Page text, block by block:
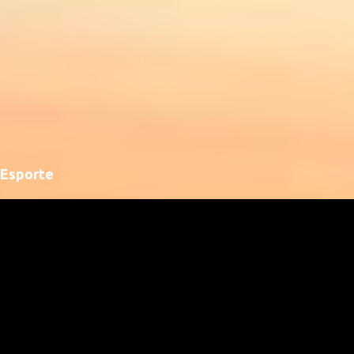
Esporte